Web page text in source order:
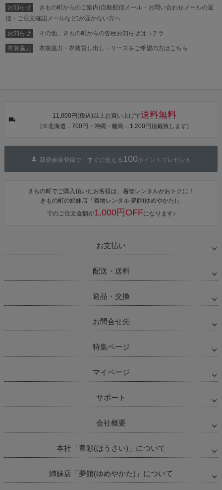
シェ）「ラン
タン・夜の葉
音・金継ぎ・
プ」Fサイズ
ワンピース 簡
単着付け 大人
HI オリジナル
【メール便不
可】
HI オリジナル
【メール便不
HI オリジナル
【メール便不
お知らせ
きもの町からのご案内(自動配信メール・お問い合わせメールの返
信・ご注文確認メールなど)が届かない方へ
お知らせ その他、きもの町からの各種お知らせはコチラ
衣装協力 衣装協力・衣装貸し出し・リースをご希望の方はこちら
11,000円(税込)以上お買い上げで送料無料
(※北海道…700円・沖縄・離島…1,200円頂戴致します)
新規会員登録で、すぐに使える 100ポイントプレゼント
きもの町でご購入頂いたお客様は、着物レンタルがおトクに！
きもの町の姉妹店「着物レンタル 夢館(ゆめやかた)」
でのご注文金額が1,000円OFFになります♪
お支払い
配送・送料
返品・交換
お問合せ先
特集ページ
マイページ
サポート
会社概要
本社「豊彩(ほうさい)」について
姉妹店「夢館(ゆめやかた)」について